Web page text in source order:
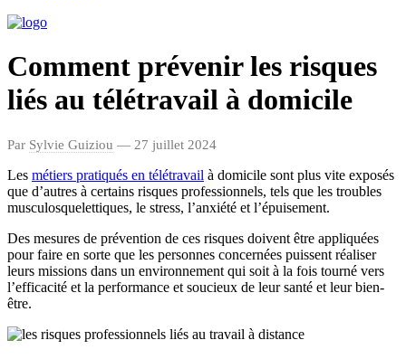
Comment prévenir les risques
liés au télétravail à domicile
Par Sylvie Guiziou — 27 juillet 2024
Les métiers pratiqués en télétravail à domicile sont plus vite exposés
que d’autres à certains risques professionnels, tels que les troubles
musculosquelettiques, le stress, l’anxiété et l’épuisement.
Des mesures de prévention de ces risques doivent être appliquées
pour faire en sorte que les personnes concernées puissent réaliser
leurs missions dans un environnement qui soit à la fois tourné vers
l’efficacité et la performance et soucieux de leur santé et leur bien-
être.